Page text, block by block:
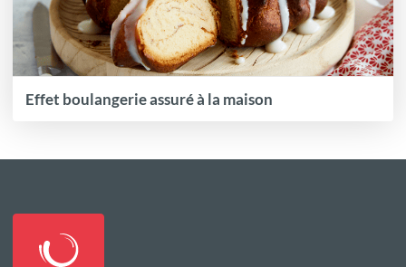
Effet boulangerie assuré à la maison